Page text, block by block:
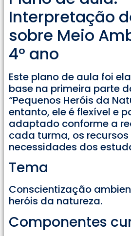
Interpretação
sobre Meio
4° ano
Este plano de aula foi
base na primeira parte
“Pequenos Heróis da
entanto, ele é flexível e
adaptado conforme a
cada turma, os
necessidades dos
Tema
Conscientização
heróis da natureza.
Componentes